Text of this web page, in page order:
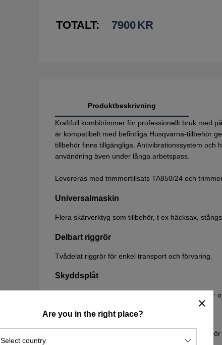
Are you in the right place?
Select country
TOTALT: 7900KR
Produktbeskrivning
Kraftfull kombitrimmer för professionellt bruk med
är kompatibelt med befintliga Husqvarna-tillbehör
tillbehör finns tillgängliga. Antivibrationssystem och
användning även under långa arbetspass.
Levereras med trimmertillsats TA850/24 och
Universalmaskin
Flera skärverktyg som tillbehör, t ex häcksax,
Delbart riggrör
Tvådelat riggrör för enkel transport och förvaring.
Skyddsplåt
Slitstark skyddsplåt i metall skyddar effektivt motor
Automatiskt stoppreglage
Stoppreglage som automatiskt återgår i ON-läge